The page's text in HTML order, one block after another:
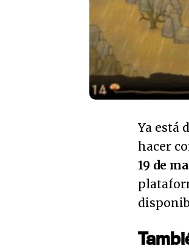
Ya está
hacer
19 de